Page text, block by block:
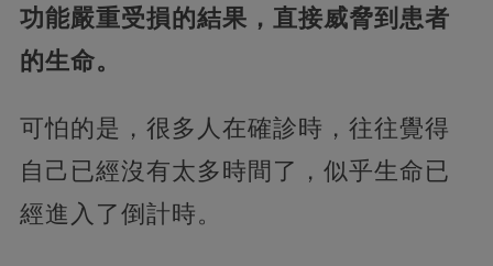
功能嚴重受損的結果，直接威脅到患者
的生命。
可怕的是，很多人在確診時，往往覺得
自己已經沒有太多時間了，似乎生命已
經進入了倒計時。